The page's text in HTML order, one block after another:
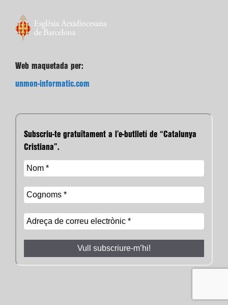
Web maquetada per:
unmon-informatic.com
Subscriu-te gratuïtament a l’e-butlletí de “Catalunya
Cristiana”.